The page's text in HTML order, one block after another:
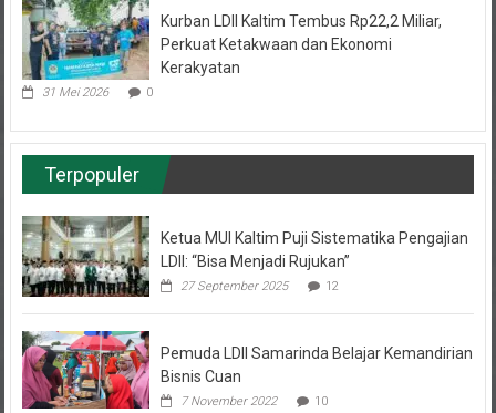
Perkuat Ketakwaan dan Ekonomi
Kerakyatan
31 Mei 2026 0
Terpopuler
LDII: “Bisa Menjadi Rujukan”
27 September 2025 12
Bisnis Cuan
7 November 2022